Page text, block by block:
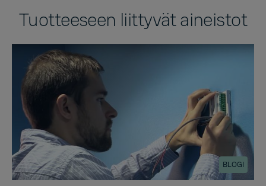
Tuotteeseen liittyvät aineistot
BLOGI